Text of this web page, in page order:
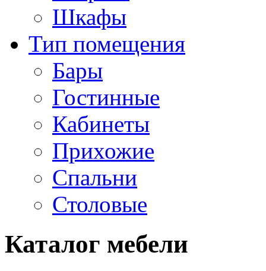
Шкафы
Тип помещения
Бары
Гостинные
Кабинеты
Прихожие
Спальни
Столовые
Каталог мебели